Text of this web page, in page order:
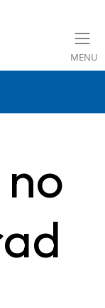
MENU